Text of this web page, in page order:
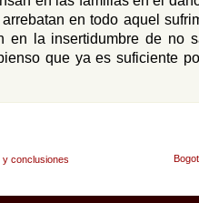
en todo aquel
en la insertidumbre de no
que ya es suficiente
y conclusiones